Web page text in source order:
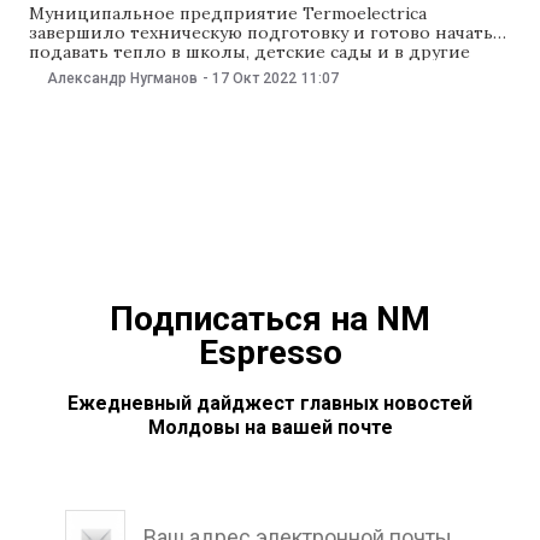
Муниципальное предприятие Termoelectrica
завершило техническую подготовку и готово начать
подавать тепло в школы, детские сады и в другие
учреждения первостепенной значимости. Об этом 17
октября рассказал исполняющий обязанности
Александр Нугманов - 17 Окт 2022 11:07
Подписаться на NM
Espresso
Ежедневный дайджест главных новостей
Молдовы на вашей почте